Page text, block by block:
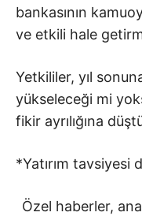
bankasının
ve etkili hale
Yetkililer, yıl
yükseleceği mi
fikir ayrılığına
*Yatırım tavsiyesi
Özel haberler,